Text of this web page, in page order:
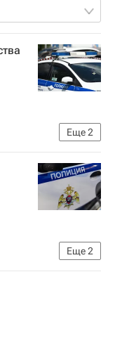
Еще2
район
Еще2
Министерство внутренних дел РФ (МВД России)